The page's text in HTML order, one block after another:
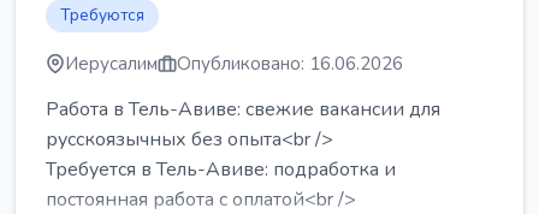
Требуются
Иерусалим Опубликовано: 16.06.2026
Работа в Тель-Авиве: свежие вакансии для
русскоязычных без опыта<br />
Требуется в Тель-Авиве: подработка и
постоянная работа с оплатой<br />